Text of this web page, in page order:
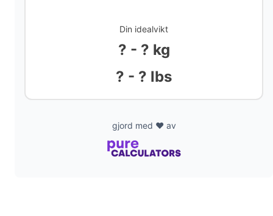
Din idealvikt
? - ? kg
? - ? lbs
gjord med ❤️ av